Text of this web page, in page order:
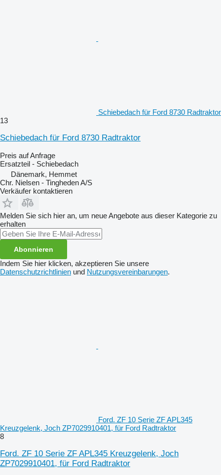
Schiebedach für Ford 8730 Radtraktor
13
Schiebedach für Ford 8730 Radtraktor
Preis auf Anfrage
Ersatzteil - Schiebedach
Dänemark, Hemmet
Chr. Nielsen - Tingheden A/S
Verkäufer kontaktieren
Melden Sie sich hier an, um neue Angebote aus dieser Kategorie zu
erhalten
Abonnieren
Indem Sie hier klicken, akzeptieren Sie unsere
Datenschutzrichtlinien und Nutzungsvereinbarungen.
Ford. ZF 10 Serie ZF APL345
Kreuzgelenk, Joch ZP7029910401, für Ford Radtraktor
8
Ford. ZF 10 Serie ZF APL345 Kreuzgelenk, Joch
ZP7029910401, für Ford Radtraktor